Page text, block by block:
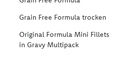
Grain Free Formula trocken
Original Formula Mini Fillets
in Gravy Multipack